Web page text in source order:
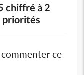
chiffré à 2
priorités
ce